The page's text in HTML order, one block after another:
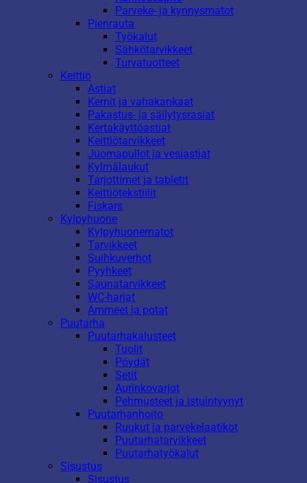
Parveke- ja kynnysmatot
Pienrauta
Työkalut
Sähkötarvikkeet
Turvatuotteet
Keittiö
Astiat
Kernit ja vahakankaat
Pakastus- ja säilytysrasiat
Kertakäyttöastiat
Keittiötarvikkeet
Juomapullot ja vesiastiat
Kylmälaukut
Tarjottimet ja tabletit
Keittiötekstiilit
Fiskars
Kylpyhuone
Kylpyhuonematot
Tarvikkeet
Suihkuverhot
Pyyhkeet
Saunatarvikkeet
WC-harjat
Ammeet ja potat
Puutarha
Puutarhakalusteet
Tuolit
Pöydät
Setit
Aurinkovarjot
Pehmusteet ja istuintyynyt
Puutarhanhoito
Ruukut ja parvekelaatikot
Puutarhatarvikkeet
Puutarhatyökalut
Sisustus
Sisustus